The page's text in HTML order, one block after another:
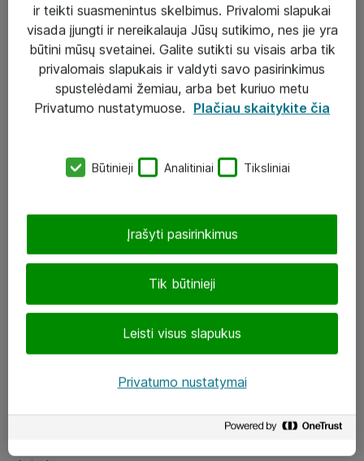
Sprendimai
Įgyvendinti projektai
Atea ekspertų patarimai verslui
eShop@atea.lt
LinkedIn
ir teikti suasmenintus skelbimus. Privalomi slapukai
visada įjungti ir nereikalauja Jūsų sutikimo, nes jie yra
būtini mūsų svetainei. Galite sutikti su visais arba tik
privalomais slapukais ir valdyti savo pasirinkimus
spustelėdami žemiau, arba bet kuriuo metu
Privatumo nustatymuose. Plačiau skaitykite čia
Būtinieji Analitiniai Tiksliniai
Tik būtinieji
Leisti visus slapukus
Įrašyti pasirinkimus
Privatumo nustatymai